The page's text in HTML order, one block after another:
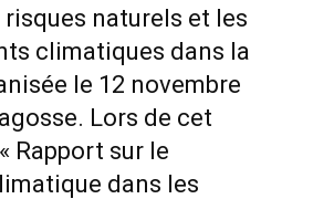
naturels et les
climatiques dans la
le 12 novembre
Lors de cet
Rapport sur le
dans les